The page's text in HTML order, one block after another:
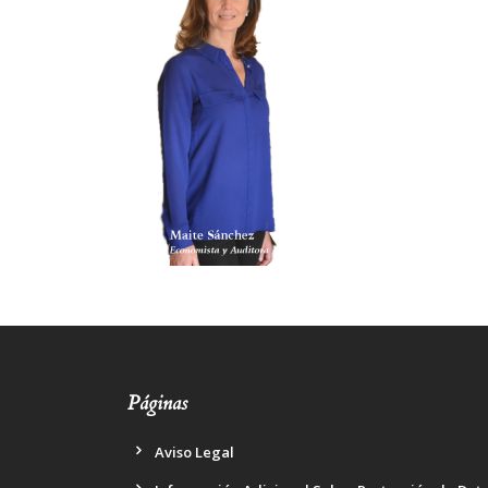
Páginas
Aviso Legal